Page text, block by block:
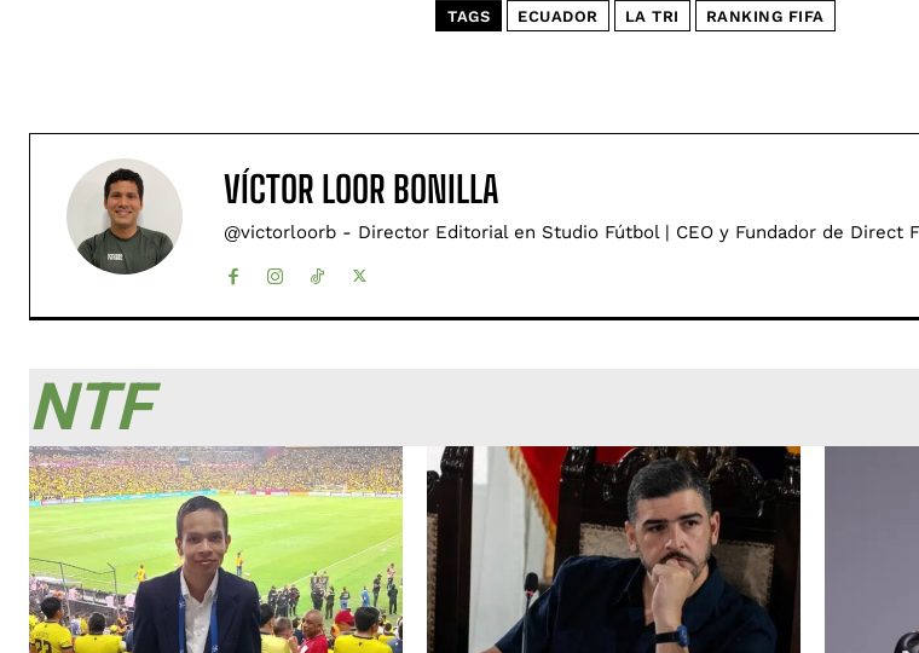
TAGS ECUADOR LA TRI RANKING FIFA
VÍCTOR LOOR BONILLA
@victorloorb - Director Editorial en Studio Fútbol | CEO y Fundador de Direct
NTF